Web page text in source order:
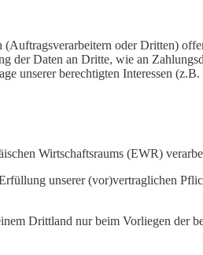
oder Dritten)
der Daten an Dritte, wie an
unserer berechtigten Interessen
Wirtschaftsraums (EWR)
unserer (vor)vertraglichen
Drittland nur beim Vorliegen der